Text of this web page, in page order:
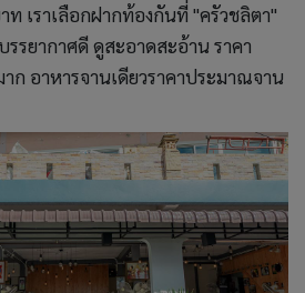
เราเลือกฝากท้องกันที่ "ครัวชลิตา"
รยากาศดี ดูสะอาดสะอ้าน ราคา
ก อาหารจานเดียวราคาประมาณจาน